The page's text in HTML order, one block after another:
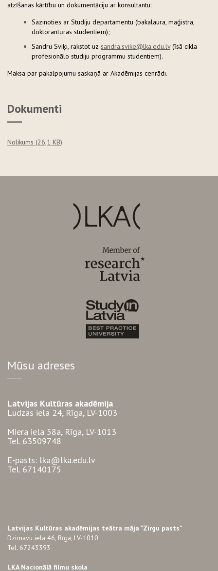
atzīšanas kārtību un dokumentāciju ar konsultantu:
Sazinoties ar Studiju departamentu (bakalaura, maģistra,
doktorantūras studentiem);
Sandru Sviķi, rakstot uz sandra.svike@lka.edu.lv(īsā cikla
profesionālo studiju programmu studentiem).
Maksa par pakalpojumu saskaņā ar Akadēmijas cenrādi.
Dokumenti
Nolikums (26,1 KB)
Mūsu adreses
Latvijas Kultūras akadēmija
Ludzas iela 24, Rīga, LV-1003
Miera iela 58a, Rīga, LV-1013
Tel. 63509748
E-pasts: lka@lka.edu.lv
Tel. 67140175
Latvijas Kultūras akadēmijas teātra māja "Zirgu pasts"
Dzirnavu iela 46, Rīga, LV-1010
Tel. 67243393
LKA Nacionālā filmu skola